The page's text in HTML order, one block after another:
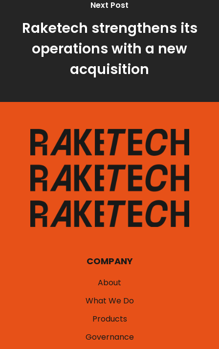
Next Post
Raketech strengthens its
operations with a new
acquisition
COMPANY
About
What We Do
Products
Governance